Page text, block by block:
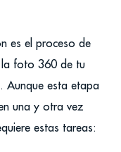
es el proceso de
la foto 360 de tu
Aunque esta etapa
una y otra vez
estas tareas: